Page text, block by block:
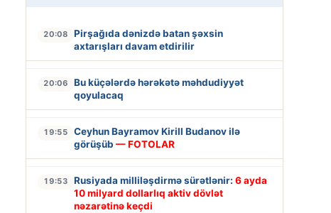
20:08
Pirşağıda dənizdə batan şəxsin
axtarışları davam etdirilir
20:06
Bu küçələrdə hərəkətə məhdudiyyət
qoyulacaq
19:55
Ceyhun Bayramov Kirill Budanov ilə
görüşüb — FOTOLAR
19:53 Rusiyada milliləşdirmə sürətlənir: 6 ayda
10 milyard dollarlıq aktiv dövlət
nəzarətinə keçdi